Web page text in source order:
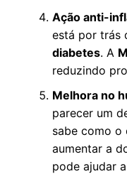
Ação anti-
está por trás
diabetes. A
reduzindo
Melhora no
parecer um
sabe como o
aumentar a
pode ajudar